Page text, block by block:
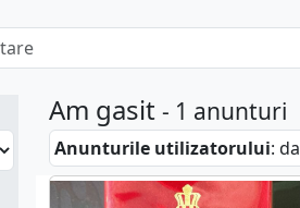
Am gasit - 1 anunturi
Anunturile utilizatorului: da